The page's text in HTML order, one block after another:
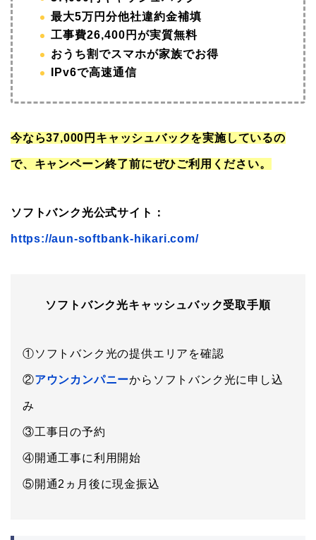
最大5万円分他社違約金補填
工事費26,400円が実質無料
おうち割でスマホが家族でお得
IPv6で高速通信
今なら37,000円キャッシュバックを実施しているの
で、キャンペーン終了前にぜひご利用ください。
ソフトバンク光公式サイト：
https://aun-softbank-hikari.com/
ソフトバンク光キャッシュバック受取手順
①ソフトバンク光の提供エリアを確認
②アウンカンパニーからソフトバンク光に申し込
み
③工事日の予約
④開通工事に利用開始
⑤開通2ヵ月後に現金振込